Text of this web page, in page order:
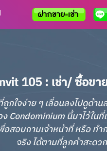
105 : เช่า/ ซื้อข
ใจง่าย ๆ เลื่อนลงไปดูด้าน
นี้มาไว้ในที่
อสอบถามเจ้าหน้าที่ หรือ ท
จริง ได้ตามที่ลูกค้าสะดว